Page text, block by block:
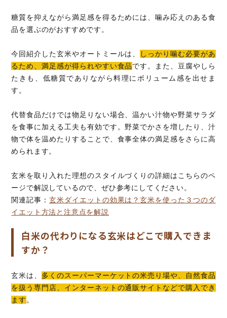
糖質を抑えながら満足感を得るためには、噛み応えのある食
品を選ぶのがおすすめです。
今回紹介した玄米やオートミールは、
しっかり噛む必要があ
るため、満足感が得られやすい食品です。また、豆腐やしら
たきも、低糖質でありながら料理にボリューム感を出せま
す。
代替食品だけでは物足りない場合、温かい汁物や野菜サラダ
を食事に加える工夫も有効です。野菜でかさを増したり、汁
物で体を温めたりすることで、食事全体の満足感をさらに高
められます。
玄米を取り入れた理想のスタイルづくりの詳細はこちらのペ
ージで解説しているので、ぜひ参考にしてください。
関連記事：玄米ダイエットの効果は？玄米を使った３つのダ
イエット方法と注意点を解説
白米の代わりになる玄米はどこで購入できま
すか？
玄米は、 多くのスーパーマーケットの米売り場や、自然食品
を扱う専門店、インターネットの通販サイトなどで購入でき
ます 。